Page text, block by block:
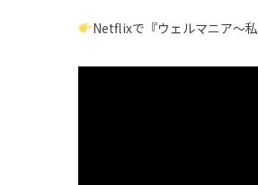
Netflixで『ウェルマニア〜